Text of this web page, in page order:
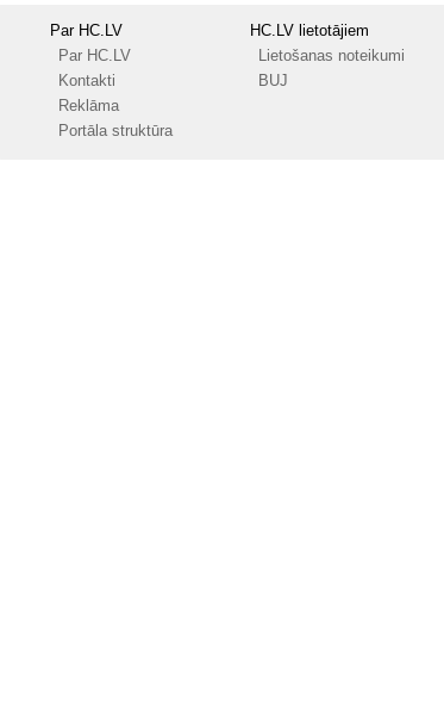
Par HC.LV
Par HC.LV
Kontakti
Reklāma
Portāla struktūra
HC.LV lietotājiem
Lietošanas noteikumi
BUJ